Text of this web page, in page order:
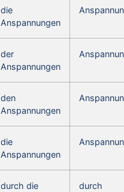
die
Anspannungen
der
Anspannungen
den
Anspannungen
die
Anspannungen
durch die
durch